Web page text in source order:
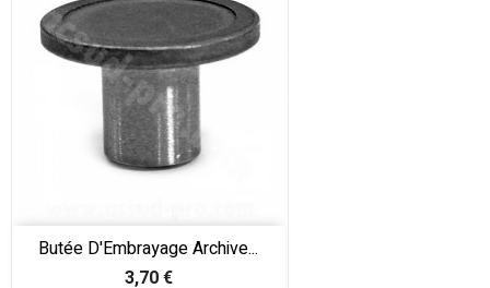
Butée D'Embrayage Archive...
Prix
3,70 €